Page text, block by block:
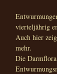
vierteljährig
Auch hier
mehr.
Die